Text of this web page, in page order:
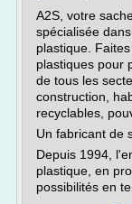
A2S, votre
spécialisée
plastique.
plastiques pour
de tous les
construction,
recyclables,
Un fabricant de
Depuis 1994,
plastique, en
possibilités en